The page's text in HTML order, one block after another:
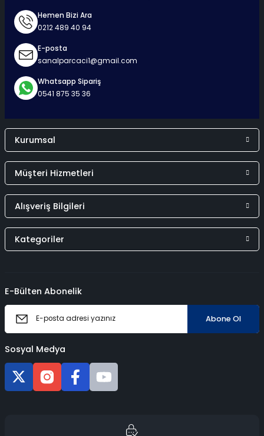
Surpriz Hediyeler
Hemen Bizi Ara
0212 489 40 94
E-posta
sanalparcaci1@gmail.com
Whatsapp Sipariş
0541 875 35 36
Kurumsal
Müşteri Hizmetleri
Alışveriş Bilgileri
Kategoriler
E-Bülten Abonelik
Abone Ol
Sosyal Medya